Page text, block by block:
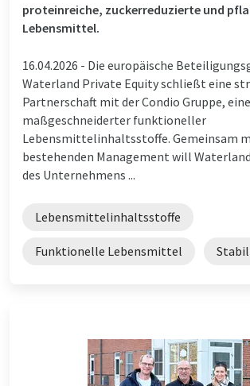
proteinreiche, zuckerreduzierte und
Lebensmittel.
16.04.2026 - Die europäische
Waterland Private Equity schließt eine
Partnerschaft mit der Condio Gruppe,
maßgeschneiderter funktioneller
Lebensmittelinhaltsstoffe. Gemeinsam
bestehenden Management will
des Unternehmens ...
Lebensmittelinhaltsstoffe
Funktionelle Lebensmittel